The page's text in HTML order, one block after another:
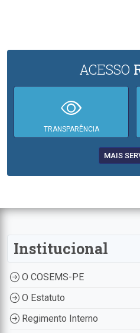
ACESSO
TRANSPARÊNCIA
MAIS
Institucional
O COSEMS-PE
O Estatuto
Regimento Interno